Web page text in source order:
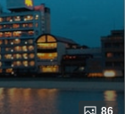
86